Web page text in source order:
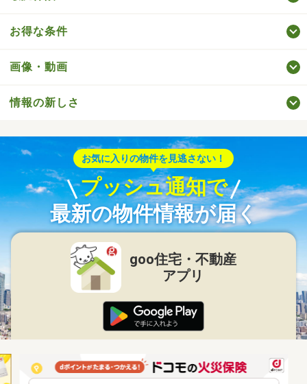
お得な条件
画像・動画
情報の新しさ
お気に入りの物件を見逃さない！
プッシュ通知で
最新の物件情報が届く
goo住宅・不動産
アプリ